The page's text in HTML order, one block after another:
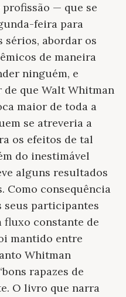
— que se
feira para
sérios, abordar os
de maneira
ninguém, e
que Walt Whitman
maior de toda a
se atreveria a
os efeitos de tal
do inestimável
alguns resultados
Como consequência
seus participantes
fluxo constante de
mantido entre
Whitman
rapazes de
O livro que narra